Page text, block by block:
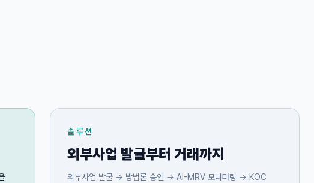
솔루션
외부사업 발굴부터 거래까지
외부사업 발굴 → 방법론 승인 → AI-MRV 모니터링 → KOC